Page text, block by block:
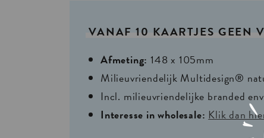
VANAF 10 KAARTJES GEEN
Afmeting: 148 x 105mm
Milieuvriendelijk Multidesign®
Incl. milieuvriendelijke branded
Interesse in wholesale: Klik dan